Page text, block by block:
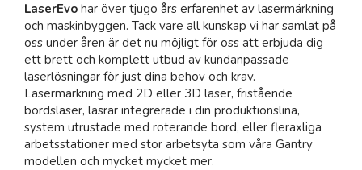
LaserEvo har över tjugo års erfarenhet av lasermärkning
och maskinbyggen. Tack vare all kunskap vi har samlat på
oss under åren är det nu möjligt för oss att erbjuda dig
ett brett och komplett utbud av kundanpassade
laserlösningar för just dina behov och krav.
Lasermärkning med 2D eller 3D laser, fristående
bordslaser, lasrar integrerade i din produktionslina,
system utrustade med roterande bord, eller fleraxliga
arbetsstationer med stor arbetsyta som våra Gantry
modellen och mycket mycket mer.